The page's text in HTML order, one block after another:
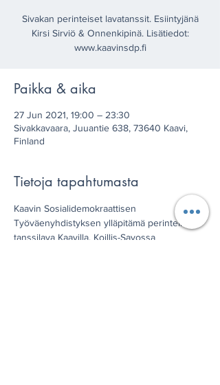
Sivakan perinteiset lavatanssit. Esiintyjänä
Kirsi Sirviö & Onnenkipinä. Lisätiedot:
www.kaavinsdp.fi
Paikka & aika
27 Jun 2021, 19:00 – 23:30
Sivakkavaara, Juuantie 638, 73640 Kaavi,
Finland
Tietoja tapahtumasta
Kaavin Sosialidemokraattisen
Työväenyhdistyksen ylläpitämä perinteikäs
tanssilava Kaavilla, Koillis-Savossa